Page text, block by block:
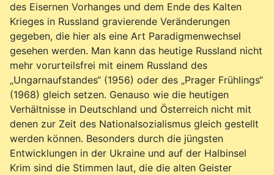
des Eisernen Vorhanges und dem Ende des Kalten
Krieges in Russland gravierende Veränderungen
gegeben, die hier als eine Art Paradigmenwechsel
gesehen werden. Man kann das heutige Russland nicht
mehr vorurteilsfrei mit einem Russland des
„Ungarnaufstandes“ (1956) oder des „Prager Frühlings“
(1968) gleich setzen. Genauso wie die heutigen
Verhältnisse in Deutschland und Österreich nicht mit
denen zur Zeit des Nationalsozialismus gleich gestellt
werden können. Besonders durch die jüngsten
Entwicklungen in der Ukraine und auf der Halbinsel
Krim sind die Stimmen laut, die die alten Geister